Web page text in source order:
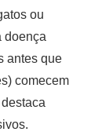
ou
doença
antes que
comecem